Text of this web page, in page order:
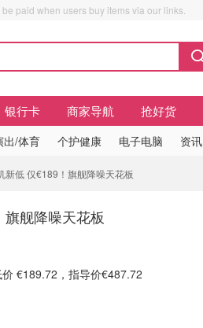
paid when users buy items via our links.
银行卡 商家导航 抢好货
出/体育 个护健康 电子电脑 资讯
新低 仅€189！旗舰降噪天花板
舰降噪天花板
€189.72，指导价€487.72